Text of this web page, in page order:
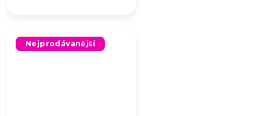
Nejprodávanější